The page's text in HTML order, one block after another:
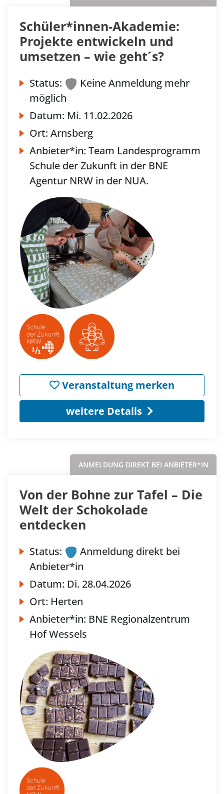
Schüler*innen-Akademie:
Projekte entwickeln und
umsetzen – wie geht´s?
Status:
Keine Anmeldung mehr
möglich
Datum: Mi. 11.02.2026
Ort: Arnsberg
Anbieter*in: Team Landesprogramm
Schule der Zukunft in der BNE
Agentur NRW in der NUA.
Veranstaltung merken
weitere Details
ANMELDUNG DIREKT BEI ANBIETER*IN
Von der Bohne zur Tafel – Die
Welt der Schokolade
entdecken
Status:
Anmeldung direkt bei
Anbieter*in
Datum: Di. 28.04.2026
Ort: Herten
Anbieter*in: BNE Regionalzentrum
Hof Wessels